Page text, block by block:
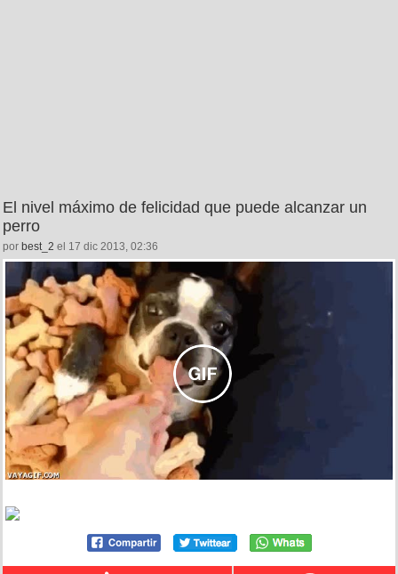
El nivel máximo de felicidad que puede alcanzar un
perro
por best_2 el 17 dic 2013, 02:36